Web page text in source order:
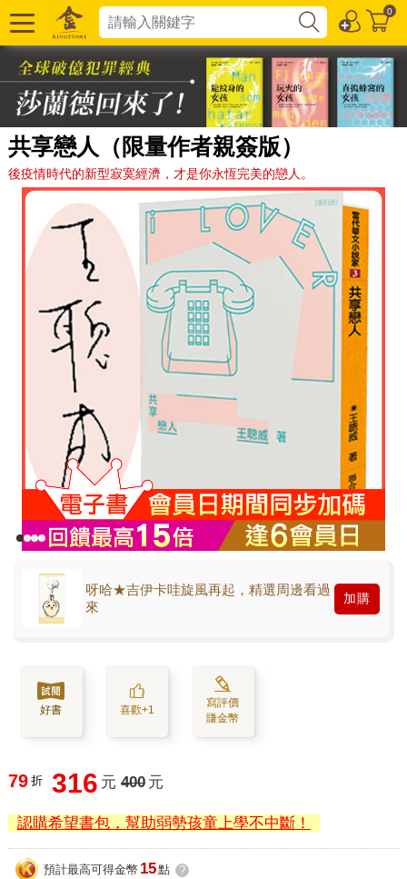
0
共享戀人（限量作者親簽版）
後疫情時代的新型寂寞經濟，才是你永恆完美的戀人。
呀哈★吉伊卡哇旋風再起，精選周邊看過
來
加購
好書 喜歡+1
寫評價
賺金幣
79 折 316 元 400 元
認購希望書包，幫助弱勢孩童上學不中斷！
預計最高可得金幣 15點 ?